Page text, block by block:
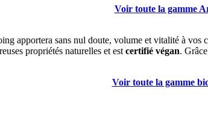
Voir toute la gamme
apportera sans nul doute, volume et vitalité à
propriétés naturelles et est certifié végan.
Voir toute la gamme